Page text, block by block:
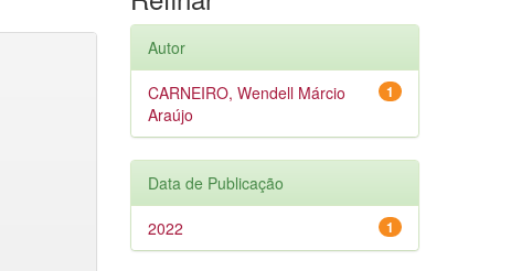
Autor
1
CARNEIRO, Wendell Márcio
Araújo
Data de Publicação
1
2022